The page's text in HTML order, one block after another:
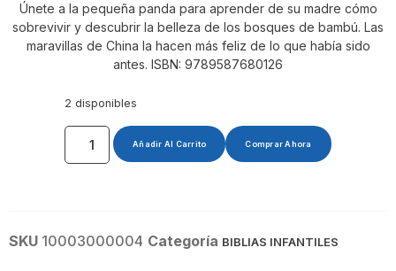
Únete a la pequeña panda para aprender de su madre cómo
sobrevivir y descubrir la belleza de los bosques de bambú. Las
maravillas de China la hacen más feliz de lo que había sido
antes. ISBN: 9789587680126
2 disponibles
Añadir Al Carrito Comprar Ahora
SKU 10003000004 Categoría BIBLIAS INFANTILES